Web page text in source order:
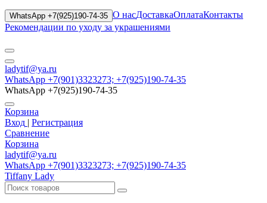
WhatsApp +7(925)190-74-35 О насДоставкаОплатаКонтакты
Рекомендации по уходу за украшениями
ladytif@ya.ru
WhatsApp +7(901)3323273; +7(925)190-74-35
WhatsApp +7(925)190-74-35
Корзина
Вход | Регистрация
Сравнение
Корзина
ladytif@ya.ru
WhatsApp +7(901)3323273; +7(925)190-74-35
Tiffany Lady